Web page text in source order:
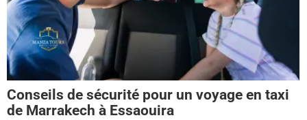
Conseils de sécurité pour un voyage en taxi
de Marrakech à Essaouira